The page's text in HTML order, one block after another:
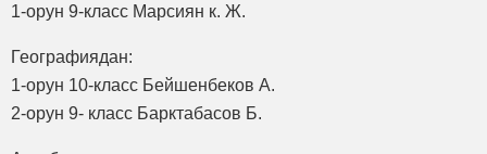
1-орун 9-класс Марсиян к. Ж.
Географиядан:
1-орун 10-класс Бейшенбеков А.
2-орун 9- класс Барктабасов Б.